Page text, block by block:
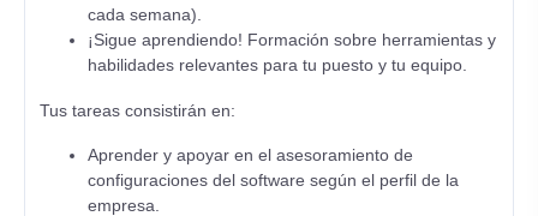
cada semana).
¡Sigue aprendiendo! Formación sobre herramientas y
habilidades relevantes para tu puesto y tu equipo.
Tus tareas consistirán en:
Aprender y apoyar en el asesoramiento de
configuraciones del software según el perfil de la
empresa.